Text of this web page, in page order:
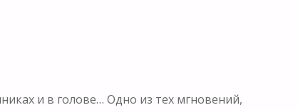
и в голове… Одно из тех мгновений,